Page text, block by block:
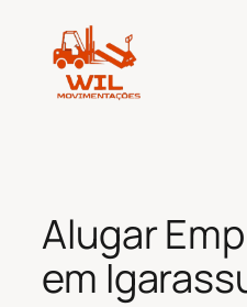
conteúdo
Alugar
em